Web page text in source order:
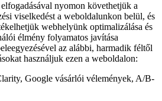
nyomon követhetjük a
viselkedést a weboldalunkon belül, és
webhelyünk optimalizálása és
élmény folyamatos javítása
az alábbi, harmadik féltől
használjuk ezen a weboldalon:
Google vásárlói vélemények, A/B-